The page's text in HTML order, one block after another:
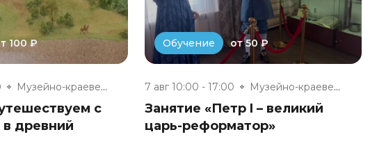
100 ₽
Музейно-краеведческий комплекс...
с
в древний
Обучение от 50 ₽
7 авг 10:00 - 17:00 Музейно-краеведческий комплекс...
Занятие «Петр I – великий
царь-реформатор»